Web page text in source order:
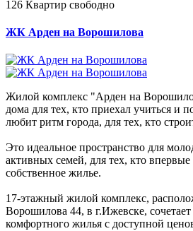
126 Квартир свободно
ЖК Арден на Ворошилова
Жилой комплекс "Арден на
дома для тех, кто приехал учиться и
любит ритм города, для тех, кто
Это идеальное пространство для
активных семей, для тех, кто впервые
собственное жилье.
17-этажный жилой комплекс,
Ворошилова 44, в г.Ижевске,
комфортного жилья с доступной